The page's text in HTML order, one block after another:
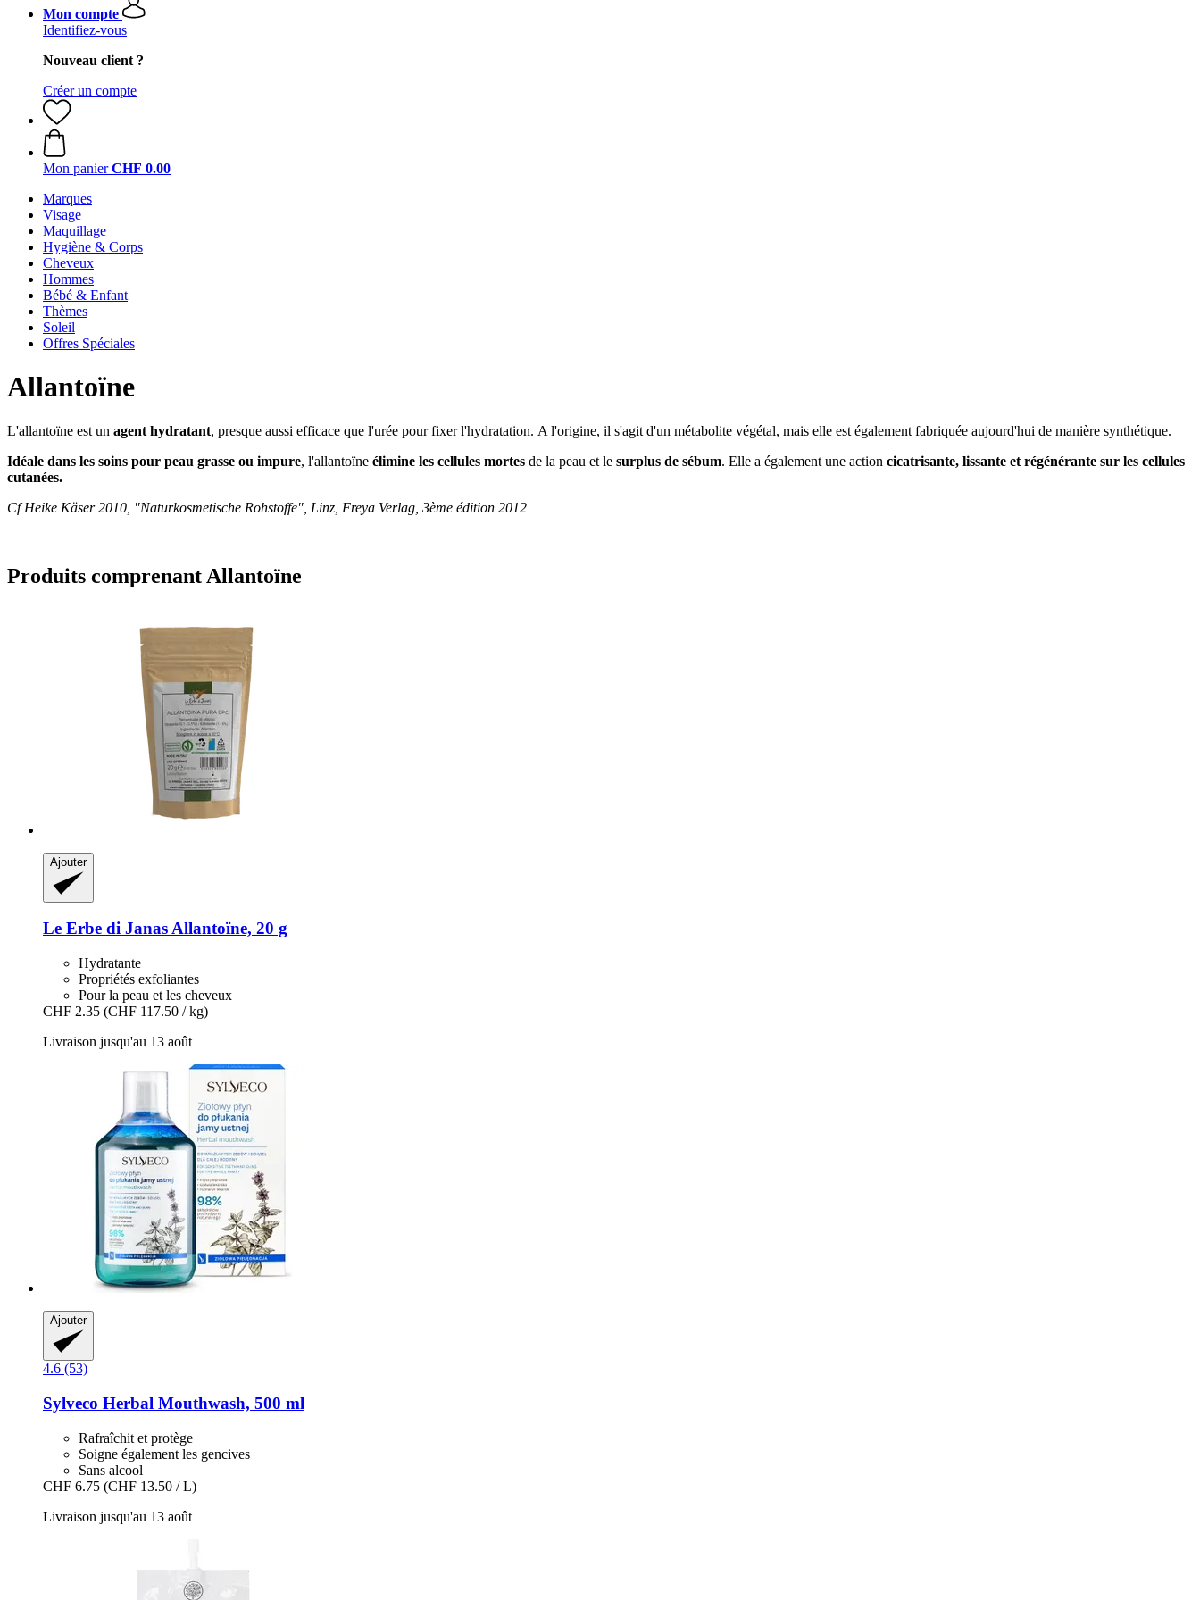
Mon compte
Identifiez-vous
Nouveau client ?
Créer un compte
Mon panier CHF 0.00
Marques
Visage
Maquillage
Hygiène & Corps
Cheveux
Hommes
Bébé & Enfant
Thèmes
Soleil
Offres Spéciales
Allantoïne
L'allantoïne est un agent hydratant, presque aussi efficace que l'urée pour fixer l'hydratation. A l'origine, il s'agit d'un métabolite végétal, mais elle est également fabriquée aujourd'hui de manière synthétique.
Idéale dans les soins pour peau grasse ou impure, l'allantoïne élimine les cellules mortes de la peau et le surplus de sébum. Elle a également une action cicatrisante, lissante et régénérante sur les cellules
cutanées.
Cf Heike Käser 2010, "Naturkosmetische Rohstoffe", Linz, Freya Verlag, 3ème édition 2012
Produits comprenant Allantoïne
Ajouter
Le Erbe di JanasAllantoïne, 20 g
Hydratante
Propriétés exfoliantes
Pour la peau et les cheveux
CHF 2.35 (CHF 117.50 / kg)
Livraison jusqu'au 13 août
Ajouter
4.6 (53)
Sylveco Herbal Mouthwash, 500 ml
Rafraîchit et protège
Soigne également les gencives
Sans alcool
CHF 6.75 (CHF 13.50 / L)
Livraison jusqu'au 13 août